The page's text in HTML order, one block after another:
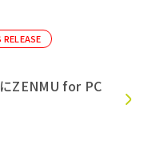
RELEASE
ZENMU for PC